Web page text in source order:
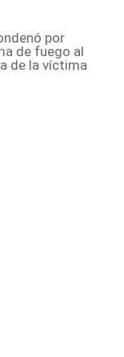
por
de fuego al
de la víctima